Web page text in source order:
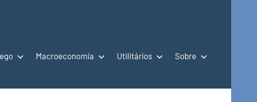
Macroeconomia Utilitários Sobre